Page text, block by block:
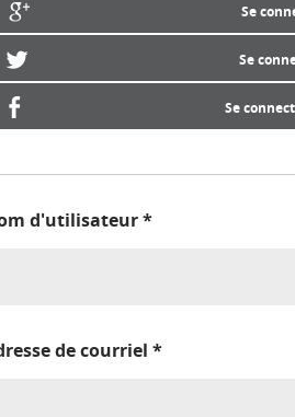
Se
Se
Se
d'utilisateur*
de courriel *